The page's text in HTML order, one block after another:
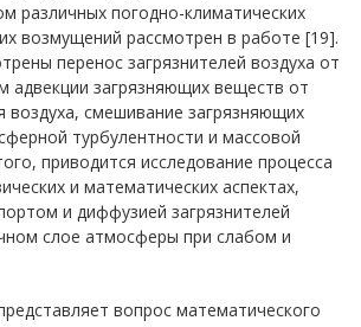
различных погодно-климатических
возмущений рассмотрен в работе [19].
перенос загрязнителей воздуха от
адвекции загрязняющих веществ от
воздуха, смешивание загрязняющих
турбулентности и массовой
приводится исследование процесса
и математических аспектах,
и диффузией загрязнителей
слое атмосферы при слабом и
вопрос математического